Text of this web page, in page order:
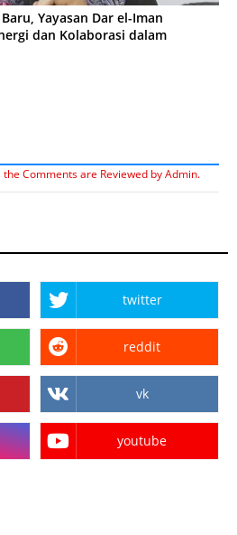
Yayasan Dar el-Iman
dan Kolaborasi dalam
Comments are Reviewed by Admin.
twitter
reddit
vk
youtube